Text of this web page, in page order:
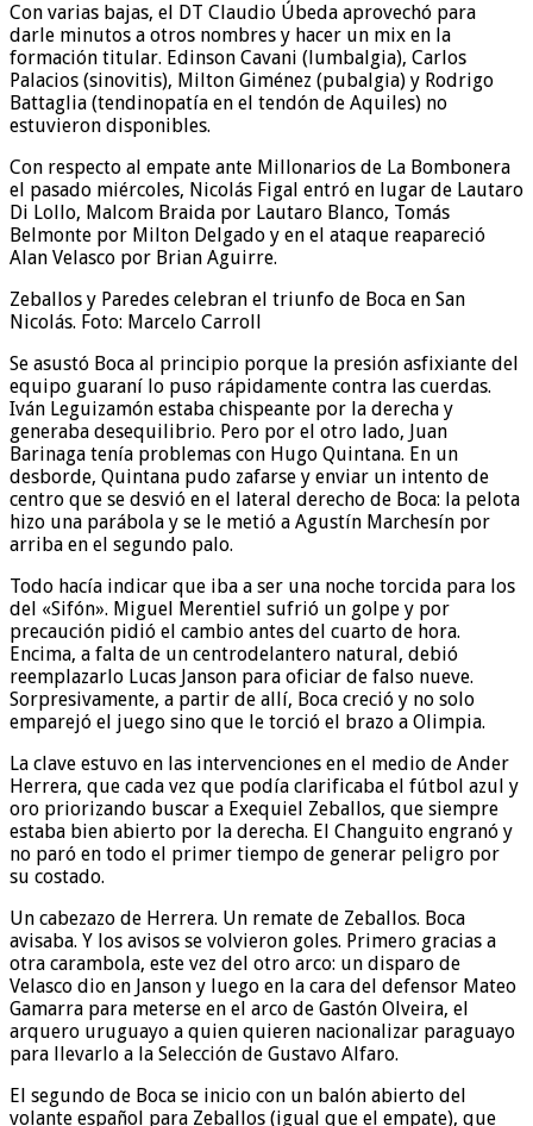
Con varias bajas, el DT Claudio Úbeda aprovechó para
darle minutos a otros nombres y hacer un mix en la
formación titular. Edinson Cavani (lumbalgia), Carlos
Palacios (sinovitis), Milton Giménez (pubalgia) y Rodrigo
Battaglia (tendinopatía en el tendón de Aquiles) no
estuvieron disponibles.
Con respecto al empate ante Millonarios de La Bombonera
el pasado miércoles, Nicolás Figal entró en lugar de Lautaro
Di Lollo, Malcom Braida por Lautaro Blanco, Tomás
Belmonte por Milton Delgado y en el ataque reapareció
Alan Velasco por Brian Aguirre.
Zeballos y Paredes celebran el triunfo de Boca en San
Nicolás. Foto: Marcelo Carroll
Se asustó Boca al principio porque la presión asfixiante del
equipo guaraní lo puso rápidamente contra las cuerdas.
Iván Leguizamón estaba chispeante por la derecha y
generaba desequilibrio. Pero por el otro lado, Juan
Barinaga tenía problemas con Hugo Quintana. En un
desborde, Quintana pudo zafarse y enviar un intento de
centro que se desvió en el lateral derecho de Boca: la pelota
hizo una parábola y se le metió a Agustín Marchesín por
arriba en el segundo palo.
Todo hacía indicar que iba a ser una noche torcida para los
del «Sifón». Miguel Merentiel sufrió un golpe y por
precaución pidió el cambio antes del cuarto de hora.
Encima, a falta de un centrodelantero natural, debió
reemplazarlo Lucas Janson para oficiar de falso nueve.
Sorpresivamente, a partir de allí, Boca creció y no solo
emparejó el juego sino que le torció el brazo a Olimpia.
La clave estuvo en las intervenciones en el medio de Ander
Herrera, que cada vez que podía clarificaba el fútbol azul y
oro priorizando buscar a Exequiel Zeballos, que siempre
estaba bien abierto por la derecha. El Changuito engranó y
no paró en todo el primer tiempo de generar peligro por
su costado.
Un cabezazo de Herrera. Un remate de Zeballos. Boca
avisaba. Y los avisos se volvieron goles. Primero gracias a
otra carambola, este vez del otro arco: un disparo de
Velasco dio en Janson y luego en la cara del defensor Mateo
Gamarra para meterse en el arco de Gastón Olveira, el
arquero uruguayo a quien quieren nacionalizar paraguayo
para llevarlo a la Selección de Gustavo Alfaro.
El segundo de Boca se inicio con un balón abierto del
volante español para Zeballos (igual que el empate), que